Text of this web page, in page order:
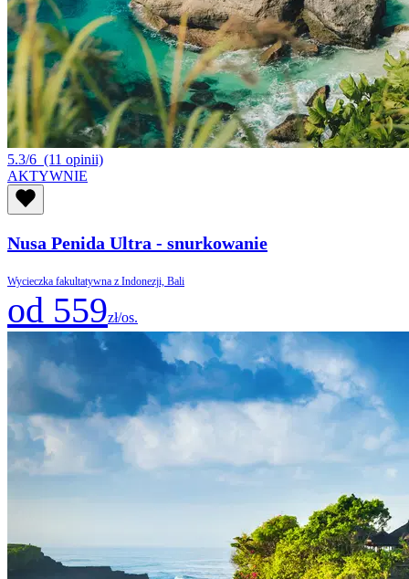
5.3/6 (11 opinii)
AKTYWNIE
Nusa Penida Ultra - snurkowanie
Wycieczka fakultatywna z Indonezji, Bali
od 559zł/os.